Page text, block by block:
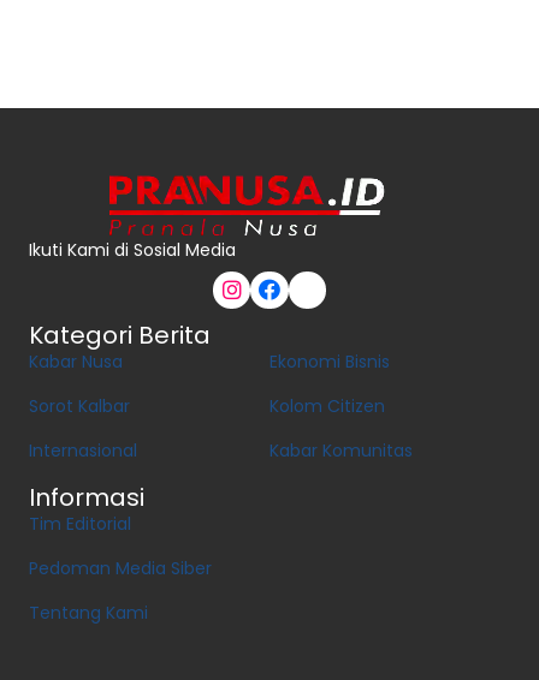
Ikuti Kami di Sosial Media
Kategori Berita
Kabar Nusa
Sorot Kalbar
Internasional
Ekonomi Bisnis
Kolom Citizen
Kabar Komunitas
Informasi
Tim Editorial
Pedoman Media Siber
Tentang Kami